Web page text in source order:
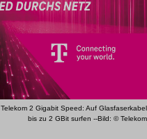
Telekom 2 Gigabit Speed: Auf Glasfaserkabel
bis zu 2 GBit surfen --Bild: © Telekom